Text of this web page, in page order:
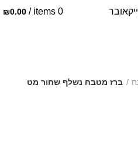
0
items
/
₪0.00
ברז מטבח נשלף שחור מט